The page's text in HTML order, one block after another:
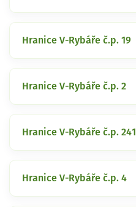
Hranice V-Rybáře č.p. 19
Hranice V-Rybáře č.p. 2
Hranice V-Rybáře č.p. 241
Hranice V-Rybáře č.p. 4